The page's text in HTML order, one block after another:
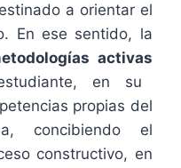
a orientar el
En ese sentido, la
activas
en su
propias del
concibiendo el
constructivo, en